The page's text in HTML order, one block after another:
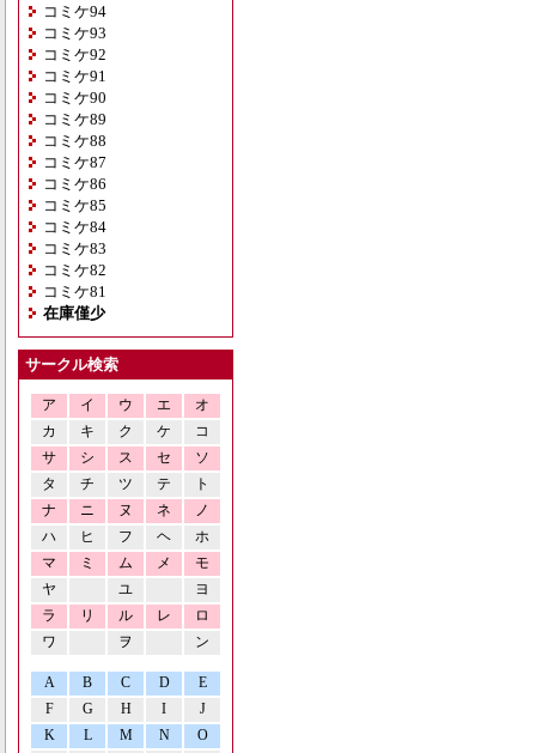
コミケ94
コミケ93
コミケ92
コミケ91
コミケ90
コミケ89
コミケ88
コミケ87
コミケ86
コミケ85
コミケ84
コミケ83
コミケ82
コミケ81
在庫僅少
サークル検索
ア イ ウ エ
オ
カ
キ ク ケ
コ
サ
シ ス セ
ソ
タ
チ ツ テ
ト
ナ
ニ ヌ ネ
ノ
ハ
ヒ フ ヘ
ホ
マ
ミ ム メ
モ
ヤ
ユ
ヨ
ラ
リ ル レ
ロ
ワ
ヲ ン
A B C D
E
F
G H I
J
K
L M N O